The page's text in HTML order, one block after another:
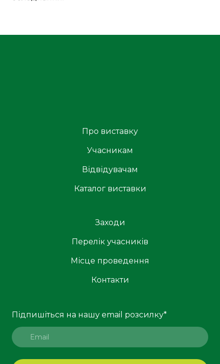
Про виставку
Учасникам
Відвідувачам
Каталог виставки
Заходи
Перелік учасників
Місце проведення
Контакти
Підпишіться на нашу email розсилку*